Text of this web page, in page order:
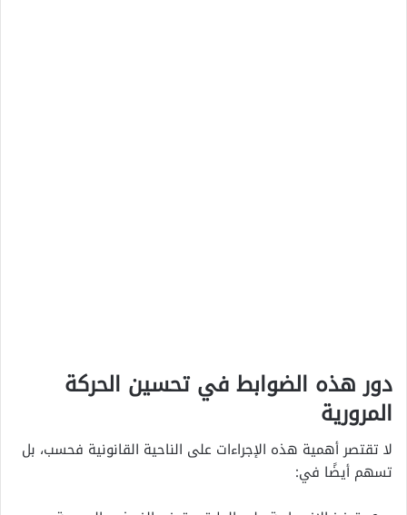
دور هذه الضوابط في تحسين الحركة
المرورية
لا تقتصر أهمية هذه الإجراءات على الناحية القانونية فحسب، بل
تسهم أيضًا في: